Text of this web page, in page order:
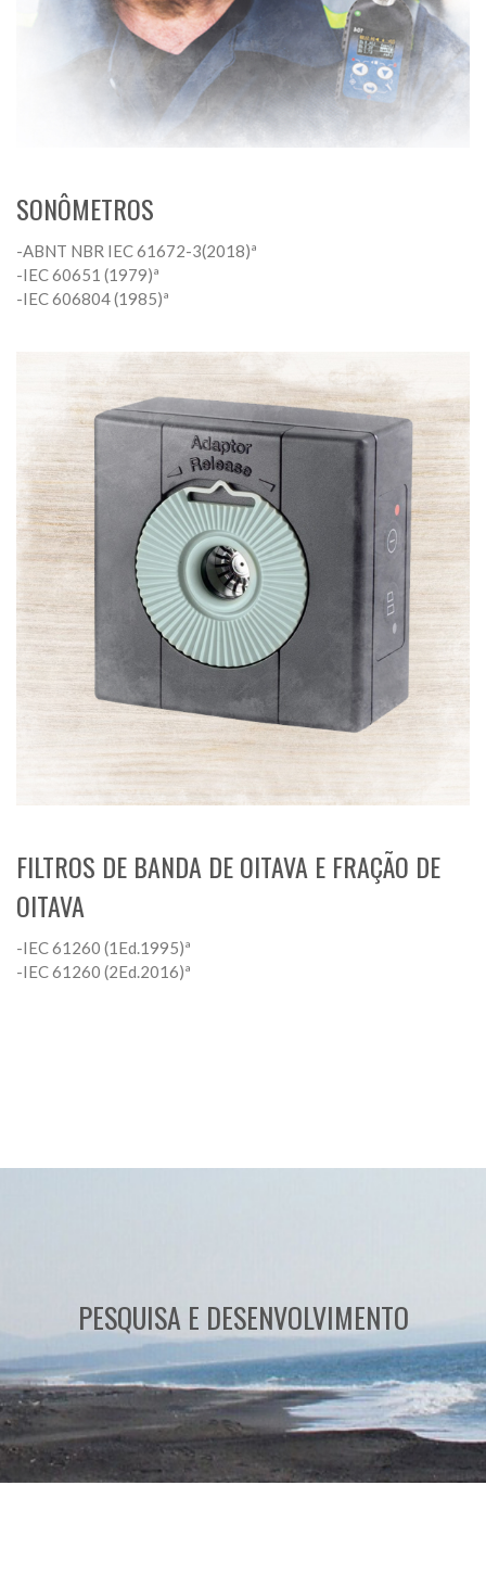
SONÔMETROS
-ABNT NBR IEC 61672-3(2018)ª
-IEC 60651 (1979)ª
-IEC 606804 (1985)ª
FILTROS DE BANDA DE OITAVA E FRAÇÃO DE
OITAVA
-IEC 61260 (1Ed.1995)ª
-IEC 61260 (2Ed.2016)ª
PESQUISA E DESENVOLVIMENTO